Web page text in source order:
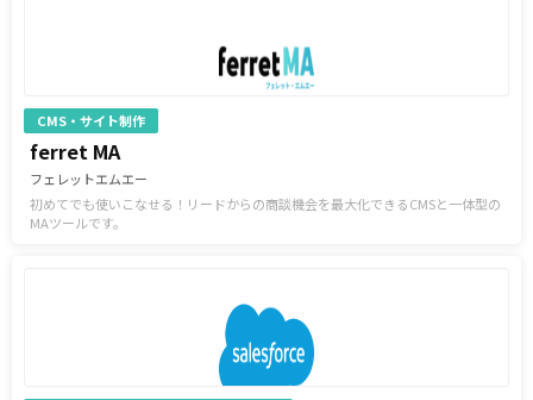
CMS・サイト制作
ferret MA
フェレットエムエー
初めてでも使いこなせる！リードからの商談機会を最大化できるCMSと一体型の
MAツールです。